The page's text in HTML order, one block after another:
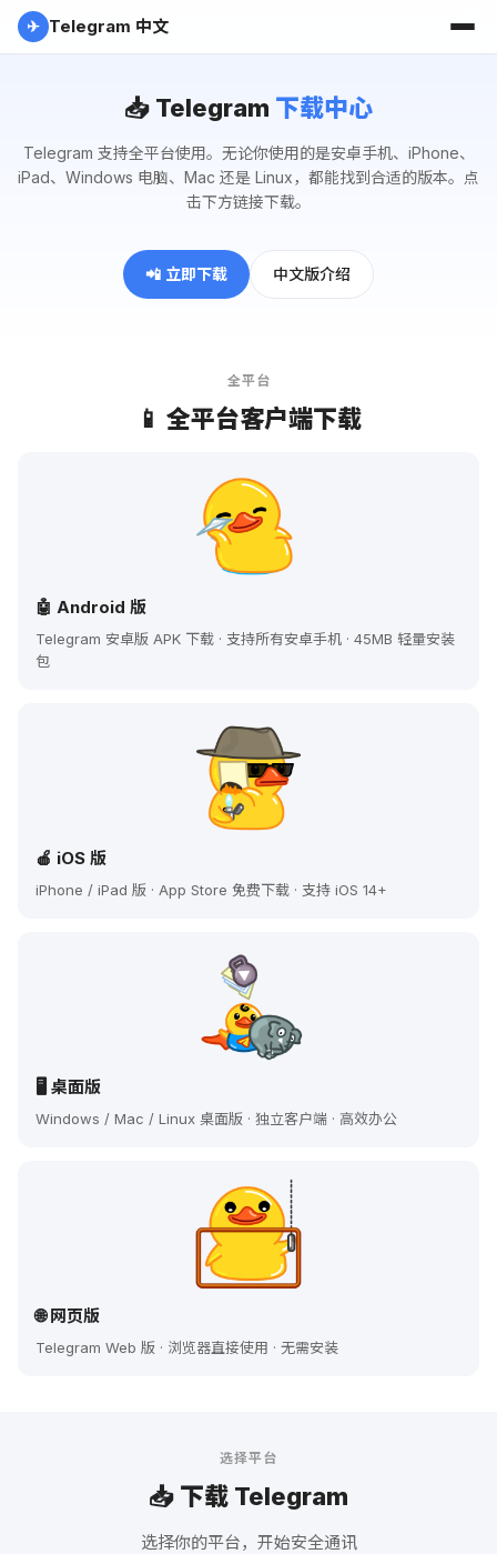
✈ Telegram 中文
📥 Telegram 下载中心
Telegram 支持全平台使用。无论你使用的是安卓手机、iPhone、
iPad、Windows 电脑、Mac 还是 Linux，都能找到合适的版本。点
击下方链接下载。
📲 立即下载 中文版介绍
全平台
📱 全平台客户端下载
🤖 Android 版
Telegram 安卓版 APK 下载 · 支持所有安卓手机 · 45MB 轻量安装
包
🍎 iOS 版
iPhone / iPad 版 · App Store 免费下载 · 支持 iOS 14+
🖥️ 桌面版
Windows / Mac / Linux 桌面版 · 独立客户端 · 高效办公
🌐 网页版
Telegram Web 版 · 浏览器直接使用 · 无需安装
选择平台
📥 下载 Telegram
选择你的平台，开始安全通讯